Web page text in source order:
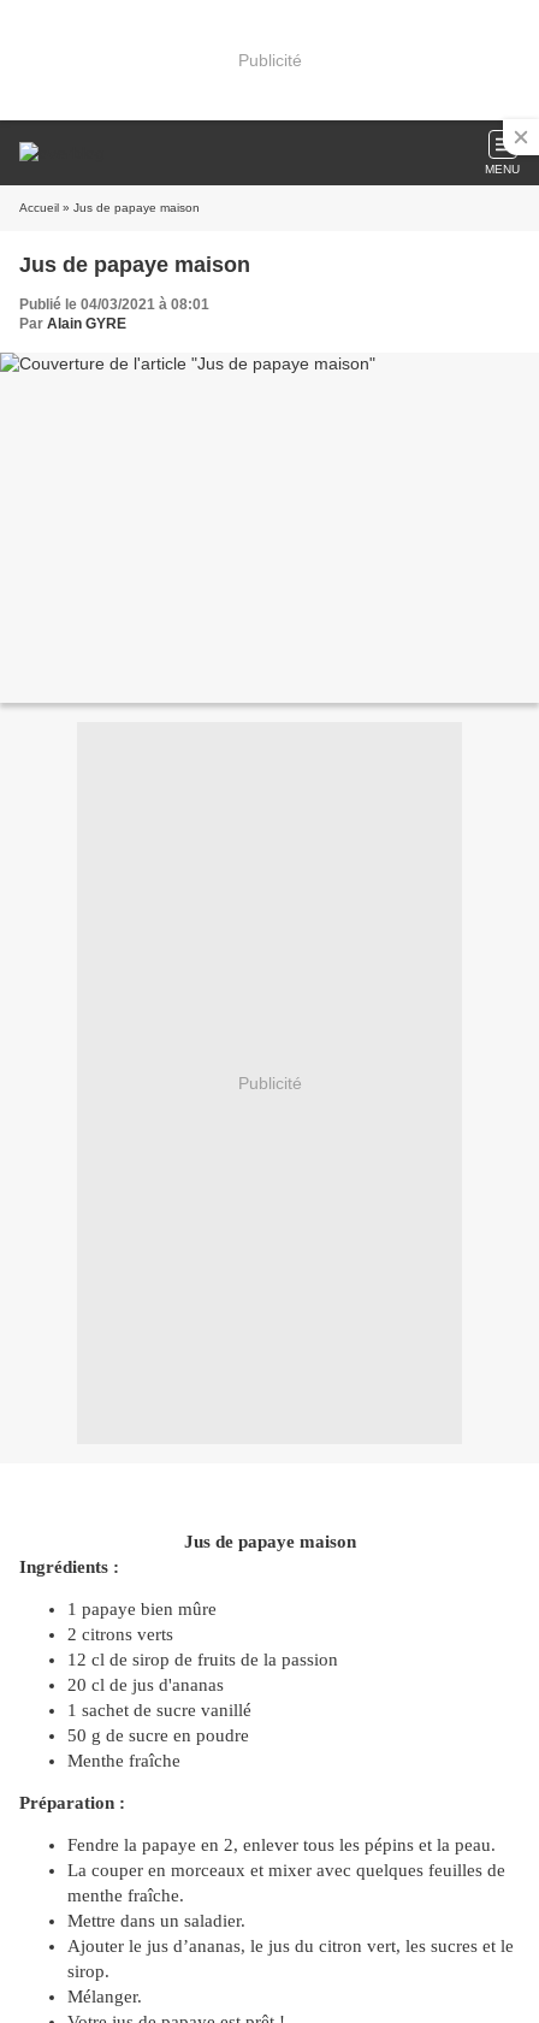
Publicité
MENU
Accueil » Jus de papaye maison
Jus de papaye maison
Publié le 04/03/2021 à 08:01
Par Alain GYRE
Publicité
Jus de papaye maison
Ingrédients :
1 papaye bien mûre
2 citrons verts
12 cl de sirop de fruits de la passion
20 cl de jus d'ananas
1 sachet de sucre vanillé
50 g de sucre en poudre
Menthe fraîche
Préparation :
Fendre la papaye en 2, enlever tous les pépins et la peau.
La couper en morceaux et mixer avec quelques feuilles de
menthe fraîche.
Mettre dans un saladier.
Ajouter le jus d’ananas, le jus du citron vert, les sucres et le
sirop.
Mélanger.